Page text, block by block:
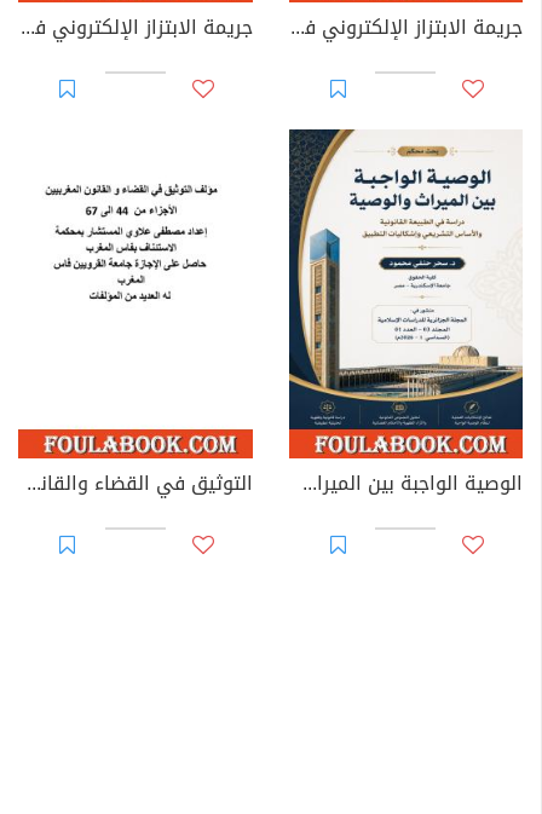
جريمة الابتزاز الإلكتروني في القوانين العربية جريمة الابتزاز الإلكتروني في القانون الجزائري
الوصية الواجبة بين الميراث والوصية: دراسة في الطبيعة القانونية والأساس التشريعي وإشكاليات التطبيق التوثيق في القضاء والقانون المغربيين - الأجزاء من 44 إلى 67